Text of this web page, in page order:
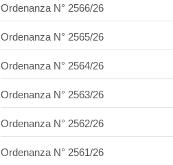
Ordenanza N° 2566/26
Ordenanza N° 2565/26
Ordenanza N° 2564/26
Ordenanza N° 2563/26
Ordenanza N° 2562/26
Ordenanza N° 2561/26